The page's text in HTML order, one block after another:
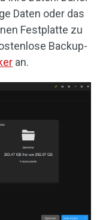
Daten oder das
Festplatte zu
Backup-
an.